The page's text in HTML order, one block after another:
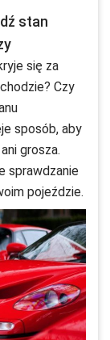
stan
się za
Czy
sposób, aby
grosza.
sprawdzanie
pojeździe.